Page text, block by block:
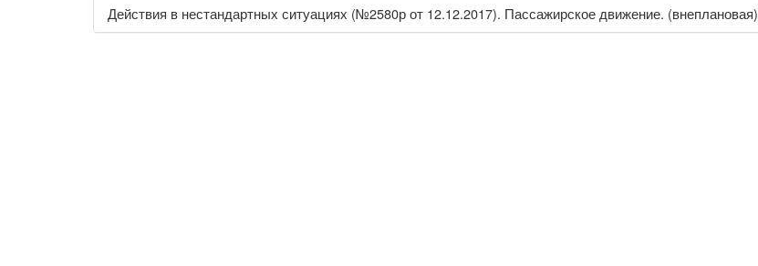
Действия в нестандартных ситуациях (№2580р от 12.12.2017). Пассажирское движение. (внеплановая)